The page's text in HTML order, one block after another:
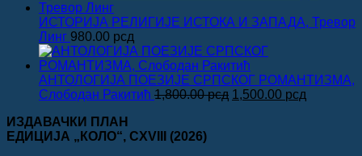
била:
1,290.00 рсд.
1,032.00 рсд.
ИСТОРИЈА РЕЛИГИЈЕ ИСТОКА И ЗАПАДА, Тревор
Линг 980.00 рсд
АНТОЛОГИЈА ПОЕЗИЈЕ СРПСКОГ РОМАНТИЗМА,
Слободан Ракитић 1,800.00рсд Оригинална
1,500.00 рсд
ИЗДАВАЧКИ ПЛАН
ЕДИЦИЈА „КОЛО“, CXVIII
(2026)